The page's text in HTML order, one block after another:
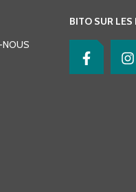
NOUS
BITO SUR LES